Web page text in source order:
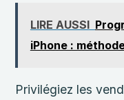
LIRE AUSSI
iPhone :
Privilégiez les